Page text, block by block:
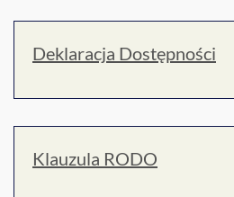
Deklaracja Dostępności
Klauzula RODO